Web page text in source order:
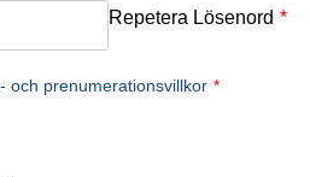
Repetera Lösenord *
och prenumerationsvillkor *